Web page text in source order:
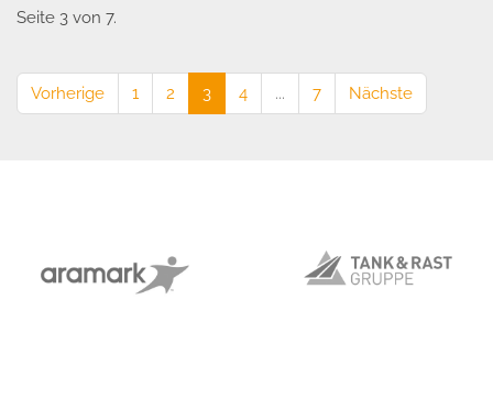
Seite 3 von 7.
Vorherige 1 2 3 4 ... 7 Nächste